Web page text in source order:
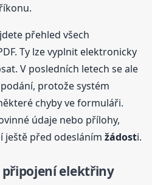
přehled všech
Ty lze vyplnit elektronicky
V posledních letech se ale
protože systém
chyby ve formuláři.
údaje nebo přílohy,
ještě před odeslánímžádosti.
elektřiny